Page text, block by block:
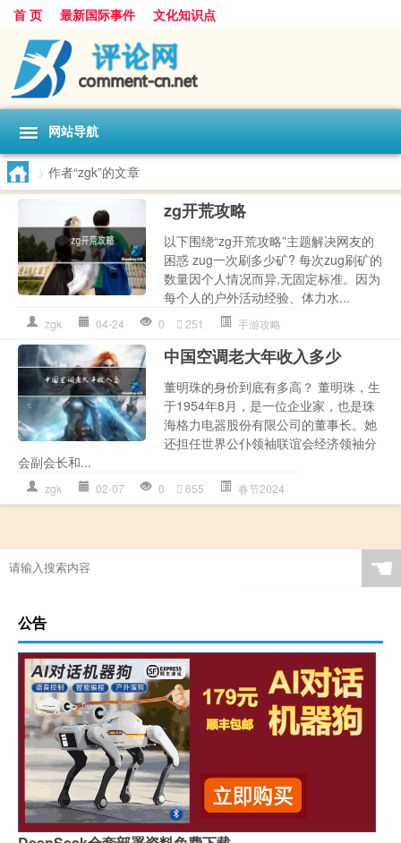
首 页 最新国际事件 文化知识点
网站导航
> 作者“zgk”的文章
zg开荒攻略
以下围绕“zg开荒攻略”主题解决网友的
困惑 zug一次刷多少矿? 每次zug刷矿的
数量因个人情况而异,无固定标准。因为
每个人的户外活动经验、体力水...
zgk 04-24 0 251 手游攻略
中国空调老大年收入多少
董明珠的身价到底有多高？ 董明珠，生
于1954年8月，是一位企业家，也是珠
海格力电器股份有限公司的董事长。她
还担任世界公仆领袖联谊会经济领袖分
会副会长和...
zgk 02-07 0 655 春节2024
☚
公告